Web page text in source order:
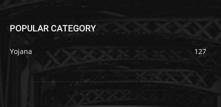
POPULAR CATEGORY
Yojana 127